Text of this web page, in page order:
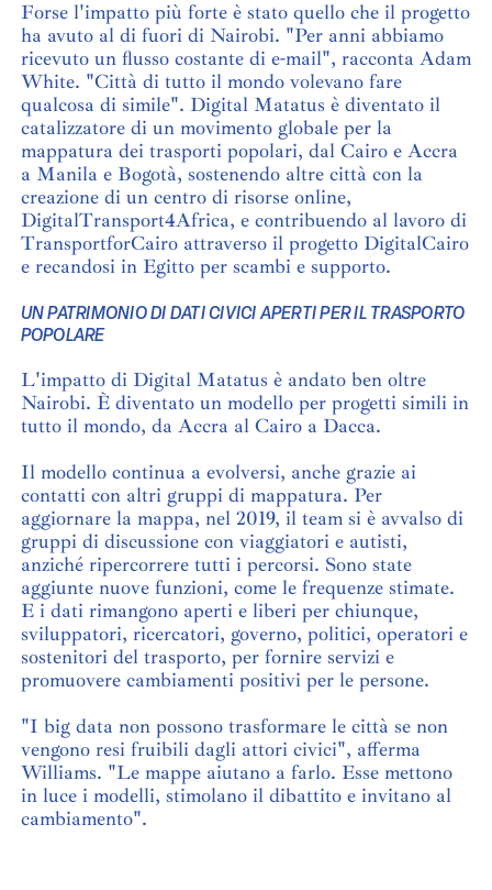
Forse l'impatto più forte è stato quello che il progetto
ha avuto al di fuori di Nairobi. "Per anni abbiamo
ricevuto un flusso costante di e-mail", racconta Adam
White. "Città di tutto il mondo volevano fare
qualcosa di simile". Digital Matatus è diventato il
catalizzatore di un movimento globale per la
mappatura dei trasporti popolari, dal Cairo e Accra
a Manila e Bogotà, sostenendo altre città con la
creazione di un centro di risorse online,
DigitalTransport4Africa, e contribuendo al lavoro di
TransportforCairo attraverso il progetto DigitalCairo
e recandosi in Egitto per scambi e supporto.
UN PATRIMONIO DI DATI CIVICI APERTI PER IL TRASPORTO
POPOLARE
L'impatto di Digital Matatus è andato ben oltre
Nairobi. È diventato un modello per progetti simili in
tutto il mondo, da Accra al Cairo a Dacca.
Il modello continua a evolversi, anche grazie ai
contatti con altri gruppi di mappatura. Per
aggiornare la mappa, nel 2019, il team si è avvalso di
gruppi di discussione con viaggiatori e autisti,
anziché ripercorrere tutti i percorsi. Sono state
aggiunte nuove funzioni, come le frequenze stimate.
E i dati rimangono aperti e liberi per chiunque,
sviluppatori, ricercatori, governo, politici, operatori e
sostenitori del trasporto, per fornire servizi e
promuovere cambiamenti positivi per le persone.
"I big data non possono trasformare le città se non
vengono resi fruibili dagli attori civici", afferma
Williams. "Le mappe aiutano a farlo. Esse mettono
in luce i modelli, stimolano il dibattito e invitano al
cambiamento".